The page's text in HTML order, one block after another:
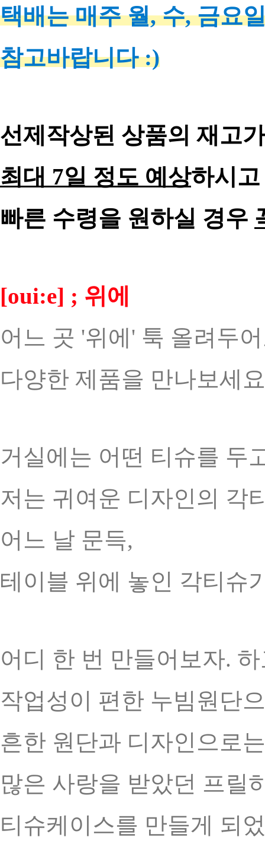
택배는 매주 월, 수, 금요
참고바랍니다 :)
선제작상된 상품의 재고
최대 7일 정도 예상하시고
빠른 수령을 원하실 경우
[oui:e] ; 위에
어느 곳 '위에' 툭 올려두
다양한 제품을 만나보세
거실에는 어떤 티슈를 두
저는 귀여운 디자인의 각
어느 날 문득,
테이블 위에 놓인 각티슈
어디 한 번 만들어보자.
작업성이 편한 누빔원단
흔한 원단과 디자인으로
많은 사랑을 받았던 프릴
티슈케이스를 만들게 되